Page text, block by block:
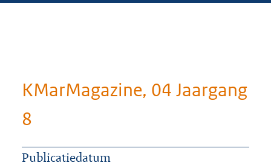
KMarMagazine, 04 Jaargang
8
Publicatiedatum